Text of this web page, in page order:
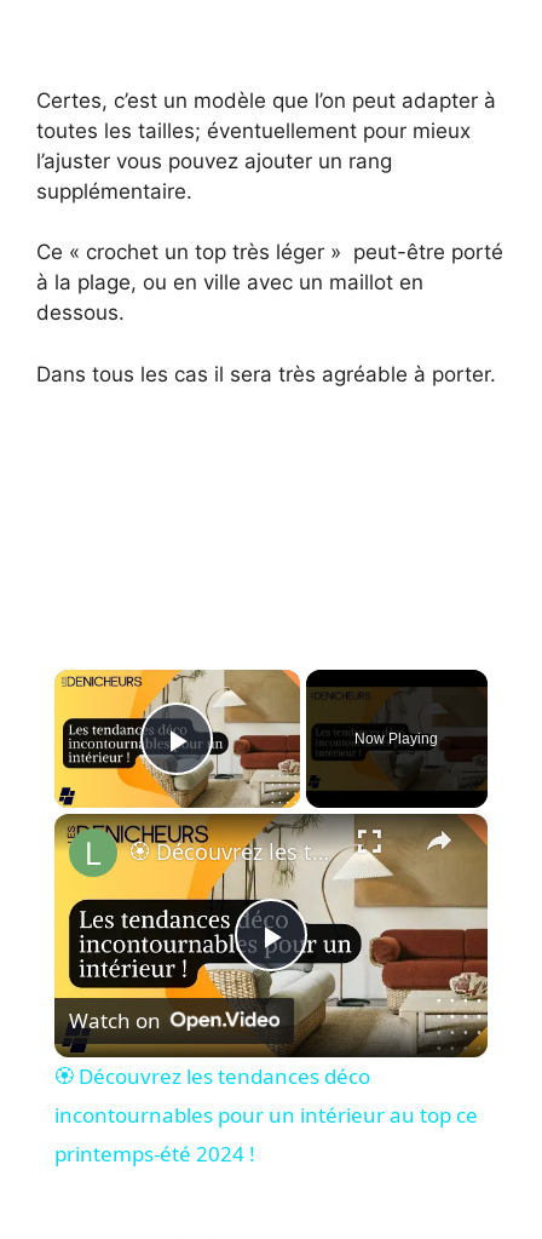
Certes, c’est un modèle que l’on peut adapter à
toutes les tailles; éventuellement pour mieux
l’ajuster vous pouvez ajouter un rang
supplémentaire.
Ce « crochet un top très léger » peut-être porté
à la plage, ou en ville avec un maillot en
dessous.
Dans tous les cas il sera très agréable à porter.
×
Play Video
Now Playing
×
P
l
a
🏵 Découvrez les tendances déco incontournables pour un intérieur au top ce printemps-été 2024 !
Watch on
🏵 Découvrez les tendances déco
incontournables pour un intérieur au top ce
printemps-été 2024 !